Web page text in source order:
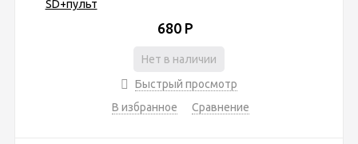
680 Р
Нет в наличии
Быстрый просмотр
В избранное
Сравнение